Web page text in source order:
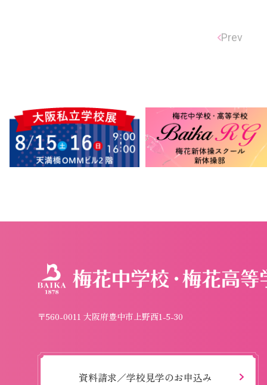
Prev
〒560-0011 大阪府豊中市上野西1-5-30
資料請求／学校見学のお申込み